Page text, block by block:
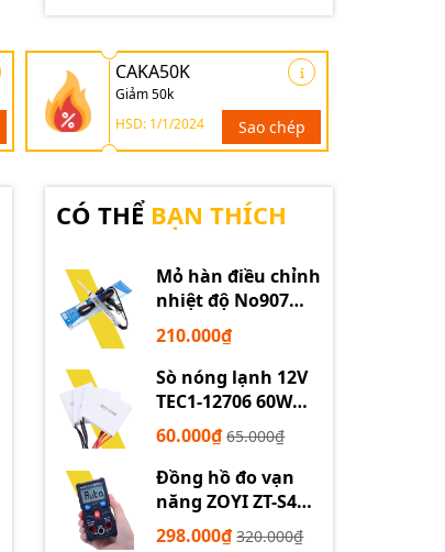
CAKA50K
Giảm 50k
HSD: 1/1/2024
Sao chép
CÓ THỂ BẠN THÍCH
Mỏ hàn điều chỉnh
nhiệt độ No907
60W 220V loại tốt
210.000₫
Sò nóng lạnh 12V
TEC1-12706 60W
12710 100W 12715
150W
60.000₫ 65.000₫
Đồng hồ đo vạn
năng ZOYI ZT-S4
tự động
298.000₫ 320.000₫